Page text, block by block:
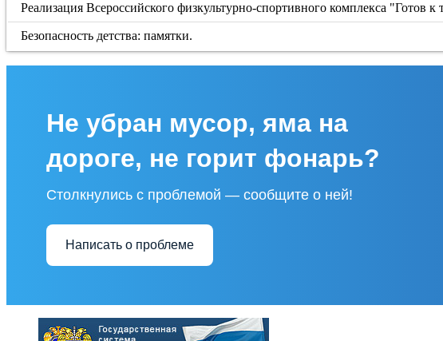
Реализация Всероссийского физкультурно-спортивного комплекса "Готов
Безопасность детства: памятки.
Не убран мусор, яма на
дороге, не горит фонарь?
Столкнулись с проблемой — сообщите о ней!
Написать о проблеме